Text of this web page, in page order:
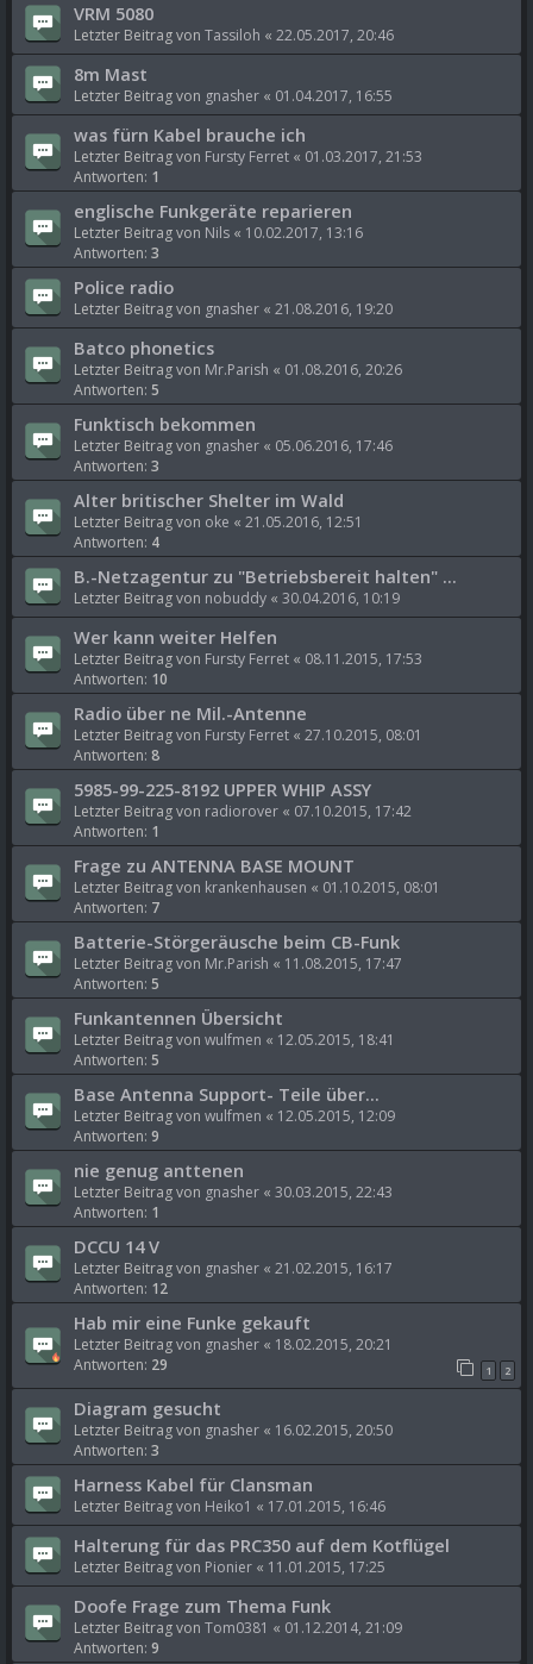
VRM 5080
Letzter Beitrag von Tassiloh « 22.05.2017, 20:46
8m Mast
Letzter Beitrag von gnasher « 01.04.2017, 16:55
was fürn Kabel brauche ich
Letzter Beitrag von Fursty Ferret « 01.03.2017, 21:53
Antworten: 1
englische Funkgeräte reparieren
Letzter Beitrag von Nils « 10.02.2017, 13:16
Antworten: 3
Police radio
Letzter Beitrag von gnasher « 21.08.2016, 19:20
Batco phonetics
Letzter Beitrag von Mr.Parish « 01.08.2016, 20:26
Antworten: 5
Funktisch bekommen
Letzter Beitrag von gnasher « 05.06.2016, 17:46
Antworten: 3
Alter britischer Shelter im Wald
Letzter Beitrag von oke « 21.05.2016, 12:51
Antworten: 4
B.-Netzagentur zu "Betriebsbereit halten" ...
Letzter Beitrag von nobuddy « 30.04.2016, 10:19
Wer kann weiter Helfen
Letzter Beitrag von Fursty Ferret « 08.11.2015, 17:53
Antworten: 10
Radio über ne Mil.-Antenne
Letzter Beitrag von Fursty Ferret « 27.10.2015, 08:01
Antworten: 8
5985-99-225-8192 UPPER WHIP ASSY
Letzter Beitrag von radiorover « 07.10.2015, 17:42
Antworten: 1
Frage zu ANTENNA BASE MOUNT
Letzter Beitrag von krankenhausen « 01.10.2015, 08:01
Antworten: 7
Batterie-Störgeräusche beim CB-Funk
Letzter Beitrag von Mr.Parish « 11.08.2015, 17:47
Antworten: 5
Funkantennen Übersicht
Letzter Beitrag von wulfmen « 12.05.2015, 18:41
Antworten: 5
Base Antenna Support- Teile über...
Letzter Beitrag von wulfmen « 12.05.2015, 12:09
Antworten: 9
nie genug anttenen
Letzter Beitrag von gnasher « 30.03.2015, 22:43
Antworten: 1
DCCU 14 V
Letzter Beitrag von gnasher « 21.02.2015, 16:17
Antworten: 12
Hab mir eine Funke gekauft
Letzter Beitrag von gnasher « 18.02.2015, 20:21
Antworten: 29 1 2
Diagram gesucht
Letzter Beitrag von gnasher « 16.02.2015, 20:50
Antworten: 3
Harness Kabel für Clansman
Letzter Beitrag von Heiko1 « 17.01.2015, 16:46
Halterung für das PRC350 auf dem Kotflügel
Letzter Beitrag von Pionier « 11.01.2015, 17:25
Doofe Frage zum Thema Funk
Letzter Beitrag von Tom0381 « 01.12.2014, 21:09
Antworten: 9